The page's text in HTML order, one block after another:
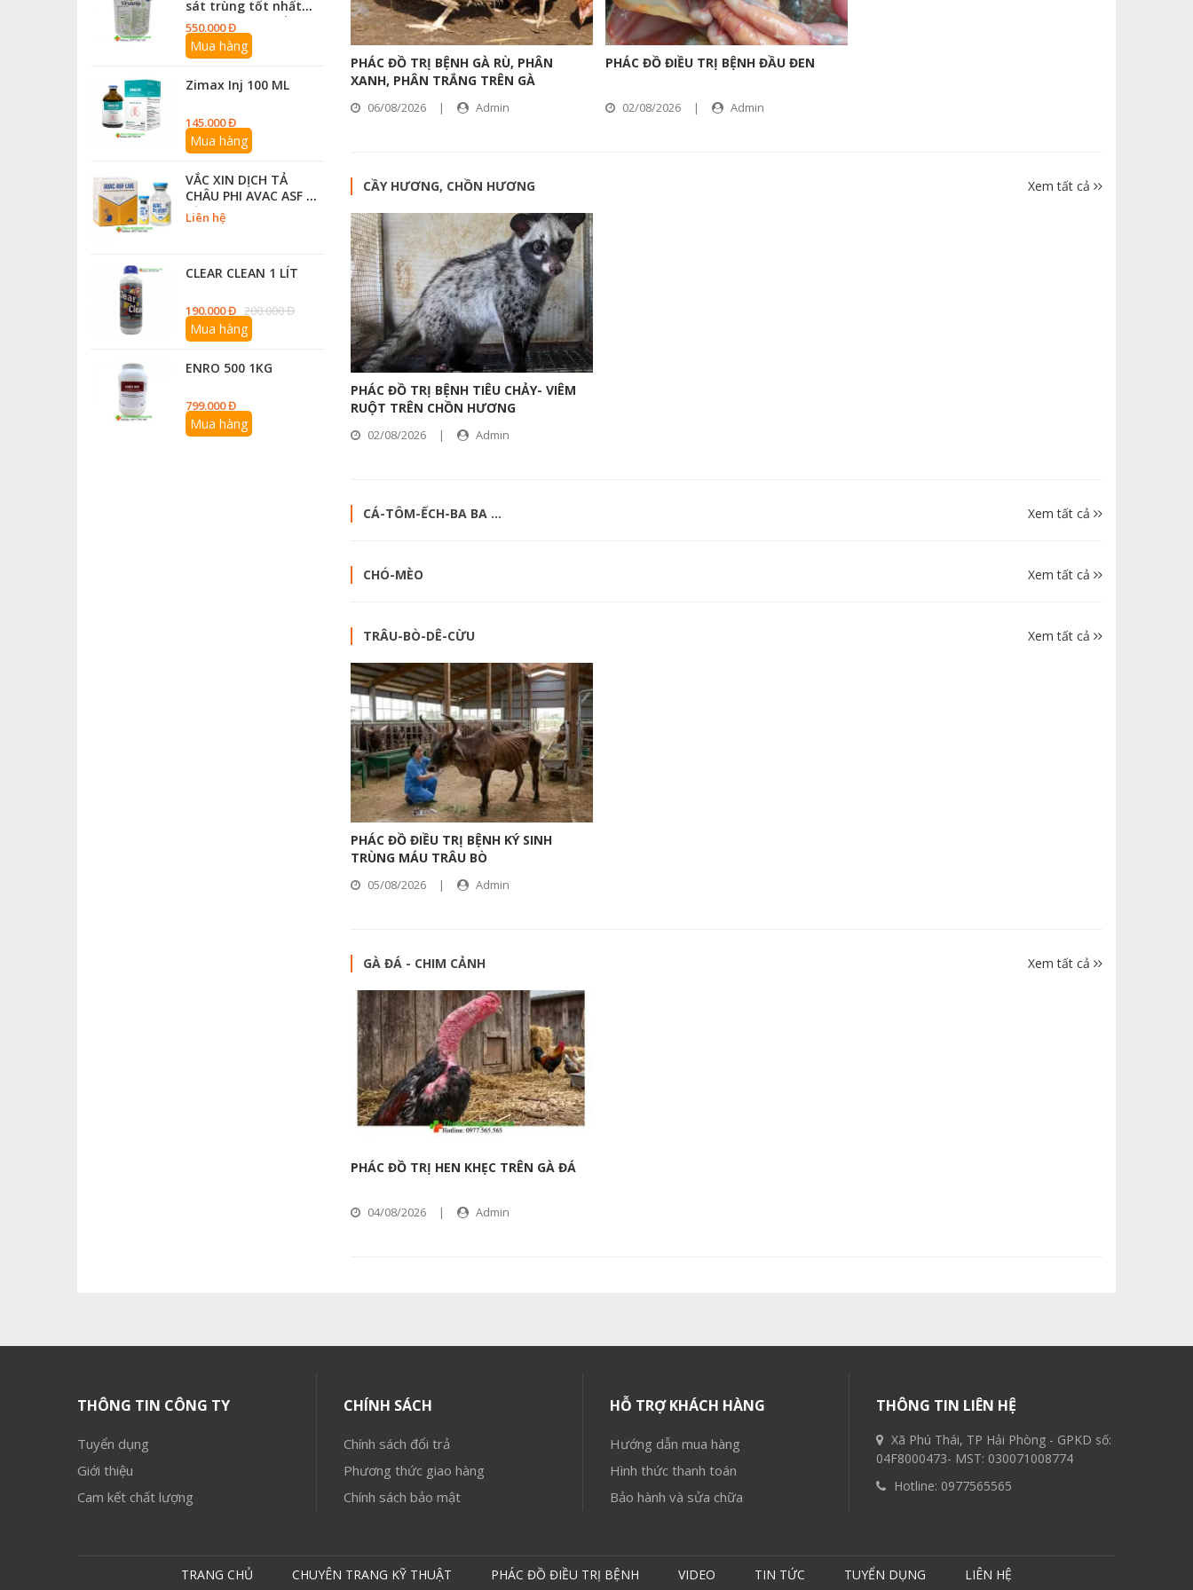
DỤNG CỤ THÚ Y - CHĂN NUÔI
PHÁC ĐỒ TRỊ BỆNH GÀ RÙ, PHÂN
XANH, PHÂN TRẮNG TRÊN GÀ
06/08/2026 | Admin
PHÁC ĐỒ ĐIỀU TRỊ BỆNH ĐẦU ĐEN
02/08/2026 | Admin
CẦY HƯƠNG, CHỒN HƯƠNG Xem tất cả
PHÁC ĐỒ TRỊ BỆNH TIÊU CHẢY- VIÊM
RUỘT TRÊN CHỒN HƯƠNG
02/08/2026 | Admin
CÁ-TÔM-ẾCH-BA BA ... Xem tất cả
CHÓ-MÈO Xem tất cả
TRÂU-BÒ-DÊ-CỪU Xem tất cả
PHÁC ĐỒ ĐIỀU TRỊ BỆNH KÝ SINH
TRÙNG MÁU TRÂU BÒ
05/08/2026 | Admin
GÀ ĐÁ - CHIM CẢNH Xem tất cả
PHÁC ĐỒ TRỊ HEN KHẸC TRÊN GÀ ĐÁ
04/08/2026 | Admin
sát trùng tốt nhất
cho bệnh Dịch tả châu
Phi )
550.000 Đ
Mua hàng
Zimax Inj 100 ML
145.000 Đ
Mua hàng
VẮC XIN DỊCH TẢ
CHÂU PHI AVAC ASF 10
Liều
Liên hệ
CLEAR CLEAN 1 LÍT
190.000 Đ 200.000 Đ
Mua hàng
ENRO 500 1KG
799.000 Đ
Mua hàng
THÔNG TIN CÔNG TY
Tuyển dụng
Giới thiệu
Cam kết chất lượng
CHÍNH SÁCH
Chính sách đổi trả
Phương thức giao hàng
Chính sách bảo mật
HỖ TRỢ KHÁCH HÀNG
Hướng dẫn mua hàng
Hình thức thanh toán
Bảo hành và sửa chữa
THÔNG TIN LIÊN HỆ
Xã Phú Thái, TP Hải Phòng - GPKD số:
04F8000473- MST: 030071008774
Hotline: 0977565565
TRANG CHỦ CHUYÊN TRANG KỸ THUẬT PHÁC ĐỒ ĐIỀU TRỊ BỆNH VIDEO TIN TỨC TUYỂN DỤNG LIÊN HỆ